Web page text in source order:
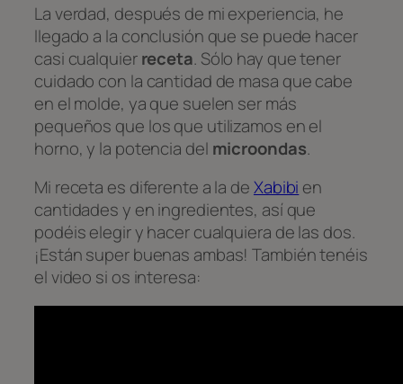
La verdad, después de mi experiencia, he
llegado a la conclusión que se puede hacer
casi cualquierreceta. Sólo hay que tener
cuidado con la cantidad de masa que cabe
en el molde, ya que suelen ser más
pequeños que los que utilizamos en el
horno, y la potencia del microondas.
Mi receta es diferente a la deXabibi en
cantidades y en ingredientes, así que
podéis elegir y hacer cualquiera de las dos.
¡Están super buenas ambas! También tenéis
el video si os interesa: